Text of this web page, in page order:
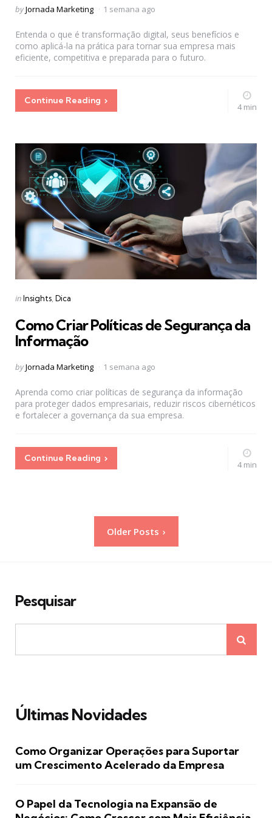
Posted
byJornada Marketing 1 semana ago
Entenda o que é transformação digital, seus benefícios e
como aplicá-la na prática para tornar sua empresa mais
eficiente, competitiva e preparada para o futuro.
Continue Reading
4 min
Categories
Posted
inInsights Dica
Como Criar Políticas de Segurança da
Informação
Posted
byJornada Marketing 1 semana ago
Aprenda como criar políticas de segurança da informação
para proteger dados empresariais, reduzir riscos cibernéticos
e fortalecer a governança da sua empresa.
Continue Reading
4 min
Older Posts
Pesquisar
Últimas Novidades
Como Organizar Operações para Suportar
um Crescimento Acelerado da Empresa
O Papel da Tecnologia na Expansão de